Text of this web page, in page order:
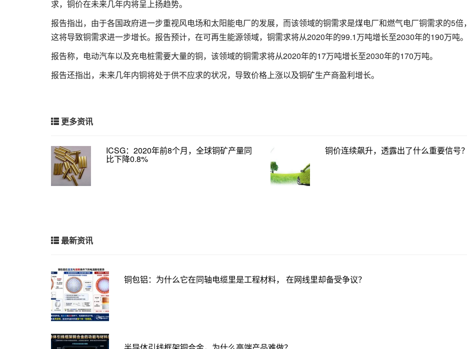
求，铜价在未来几年内将呈上扬趋势。
报告指出，由于各国政府进一步重视风电场和太阳能电厂的发展，而该领域的铜需求是煤电厂和燃气电厂铜需求的5倍，
这将导致铜需求进一步增长。报告预计，在可再生能源领域，铜需求将从2020年的99.1万吨增长至2030年的190万吨。
报告称，电动汽车以及充电桩需要大量的铜，该领域的铜需求将从2020年的17万吨增长至2030年的170万吨。
报告还指出，未来几年内铜将处于供不应求的状况，导致价格上涨以及铜矿生产商盈利增长。
更多资讯
ICSG：2020年前8个月，全球铜矿产量同
比下降0.8%
铜价连续飙升，透露出了什么重要信号？
最新资讯
铜包铝：为什么它在同轴电缆里是工程材料， 在网线里却备受争议？